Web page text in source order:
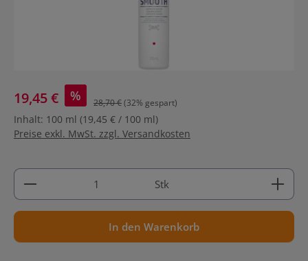
19,45 € % 28,70 €(32% gespart)
Inhalt: 100 ml (19,45 € / 100 ml)
Preise exkl. MwSt. zzgl. Versandkosten
Produkt Anzahl: Gib den gewünschten Wert ein
Stk
In den Warenkorb